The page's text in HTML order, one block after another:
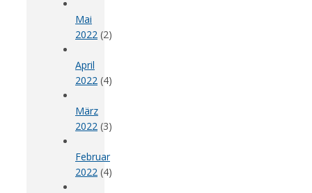
Mai
2022 (2)
April
2022 (4)
März
2022 (3)
Februar
2022 (4)